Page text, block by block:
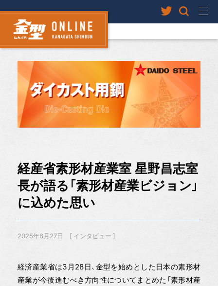
経産省素形材産業室 星野昌志室
長が語る「素形材産業ビジョン」
に込めた思い
2025年6月27日 インタビュー
経済産業省は3月28日、金型を始めとした日本の素形材
産業が今後進むべき方向性についてまとめた「素形材産